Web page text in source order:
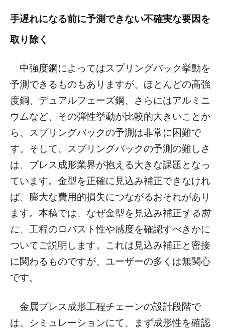
手遅れになる前に予測できない不確実な要因を
取り除く
中強度鋼によってはスプリングバック挙動を
予測できるものもありますが、ほとんどの高強
度鋼、デュアルフェーズ鋼、さらにはアルミニ
ウムなど、その弾性挙動が比較的大きいことか
ら、スプリングバックの予測は非常に困難で
す。そして、スプリングバックの予測の難しさ
は、プレス成形業界が抱える大きな課題となっ
ています。金型を正確に見込み補正できなけれ
ば、膨大な費用的損失につながるおそれがあり
ます。本稿では、なぜ金型を見込み補正する前
に、工程のロバスト性や感度を確認すべきかに
ついてご説明します。これは見込み補正と密接
に関わるものですが、ユーザーの多くは無関心
です。
金属プレス成形工程チェーンの設計段階で
は、シミュレーションにて、まず成形性を確認